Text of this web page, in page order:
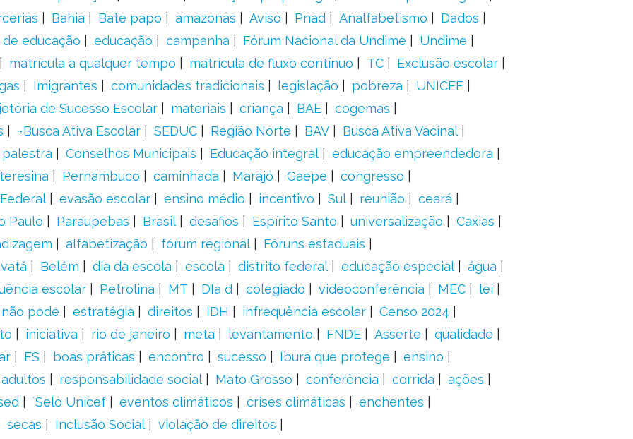
Bahia Bate papo amazonas Aviso Pnad Analfabetismo
Dados
educação
educação campanha Fórum Nacional da Undime
Undime
matrícula a qualquer tempo
matrícula de fluxo contínuo TC
Exclusão escolar
Imigrantes comunidades tradicionais legislação pobreza
UNICEF
de Sucesso Escolar
materiais criança BAE
cogemas
~Busca Ativa Escolar SEDUC Região Norte BAV
Busca Ativa Vacinal
palestra
Conselhos Municipais Educação integral
educação empreendedora
Pernambuco caminhada Marajó Gaepe
congresso
evasão escolar ensino médio incentivo Sul reunião
ceará
Paulo
Paraupebas Brasil desafios Espírito Santo universalização
Caxias
alfabetização fórum regional
Fóruns estaduais
Belém dia da escola escola distrito federal educação especial
água
escolar
Petrolina MT DIa d colegiado videoconferência MEC
lei
pode
estratégia direitos IDH infrequência escolar
Censo 2024
iniciativa rio de janeiro meta levantamento FNDE Asserte
qualidade
ES boas práticas encontro sucesso Ibura que protege
ensino
responsabilidade social Mato Grosso conferência corrida
ações
´Selo Unicef eventos climáticos crises climáticas
enchentes
secas
Inclusão Social
violação de direitos